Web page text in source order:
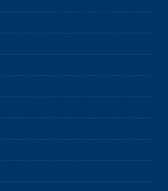
genap ta. 2024/2025